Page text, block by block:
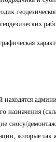
назначения
сносу/
которые так